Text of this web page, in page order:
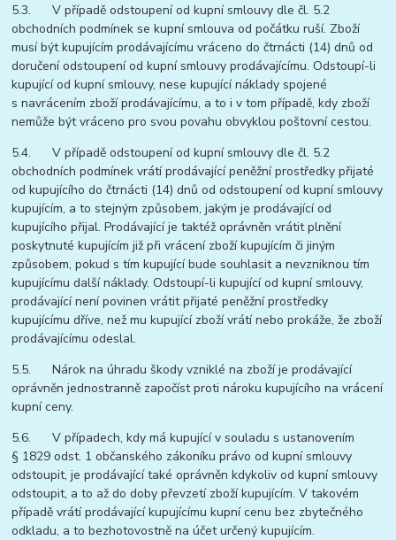
5.3. V případě odstoupení od kupní smlouvy dle čl. 5.2
obchodních podmínek se kupní smlouva od počátku ruší. Zboží
musí být kupujícím prodávajícímu vráceno do čtrnácti (14) dnů od
doručení odstoupení od kupní smlouvy prodávajícímu. Odstoupí-li
kupující od kupní smlouvy, nese kupující náklady spojené
s navrácením zboží prodávajícímu, a to i v tom případě, kdy zboží
nemůže být vráceno pro svou povahu obvyklou poštovní cestou.
5.4. V případě odstoupení od kupní smlouvy dle čl. 5.2
obchodních podmínek vrátí prodávající peněžní prostředky přijaté
od kupujícího do čtrnácti (14) dnů od odstoupení od kupní smlouvy
kupujícím, a to stejným způsobem, jakým je prodávající od
kupujícího přijal. Prodávající je taktéž oprávněn vrátit plnění
poskytnuté kupujícím již při vrácení zboží kupujícím či jiným
způsobem, pokud s tím kupující bude souhlasit a nevzniknou tím
kupujícímu další náklady. Odstoupí-li kupující od kupní smlouvy,
prodávající není povinen vrátit přijaté peněžní prostředky
kupujícímu dříve, než mu kupující zboží vrátí nebo prokáže, že zboží
prodávajícímu odeslal.
5.5. Nárok na úhradu škody vzniklé na zboží je prodávající
oprávněn jednostranně započíst proti nároku kupujícího na vrácení
kupní ceny.
5.6. V případech, kdy má kupující v souladu s ustanovením
§ 1829 odst. 1 občanského zákoníku právo od kupní smlouvy
odstoupit, je prodávající také oprávněn kdykoliv od kupní smlouvy
odstoupit, a to až do doby převzetí zboží kupujícím. V takovém
případě vrátí prodávající kupujícímu kupní cenu bez zbytečného
odkladu, a to bezhotovostně na účet určený kupujícím.